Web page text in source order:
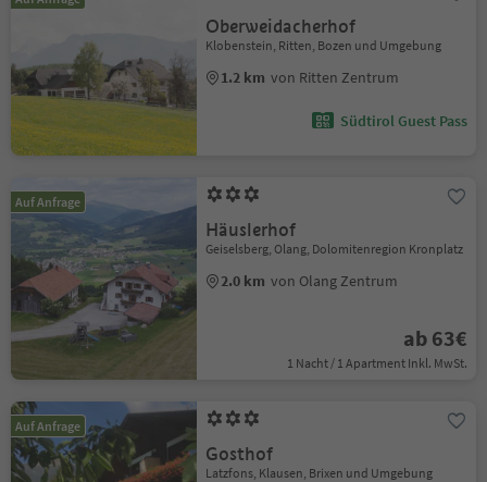
Oberweidacherhof
Klobenstein, Ritten, Bozen und Umgebung
1.2 km von Ritten Zentrum
Südtirol Guest Pass
Auf Anfrage
Häuslerhof
Geiselsberg, Olang, Dolomitenregion Kronplatz
2.0 km von Olang Zentrum
ab 63€
1 Nacht / 1 Apartment Inkl. MwSt.
Auf Anfrage
Gosthof
Latzfons, Klausen, Brixen und Umgebung